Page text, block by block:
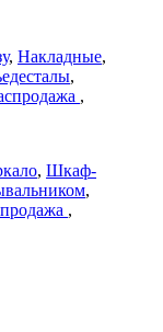
, Накладные,
,
,
, Шкаф-
,
,